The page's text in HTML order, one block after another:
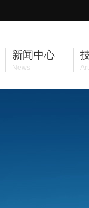
新闻中心
News